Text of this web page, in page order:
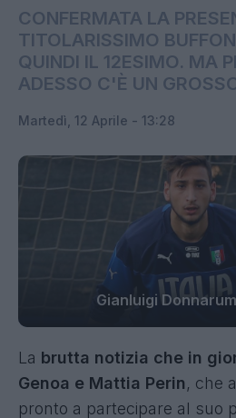
CONFERMATA LA
TITOLARISSIMO
QUINDI IL 12ESIMO. MA
ADESSO C'È UN
Martedì, 12 Aprile - 13:28
Gianluigi
La brutta notizia che in
Genoa e Mattia Perin, che
pronto a partecipare al suo